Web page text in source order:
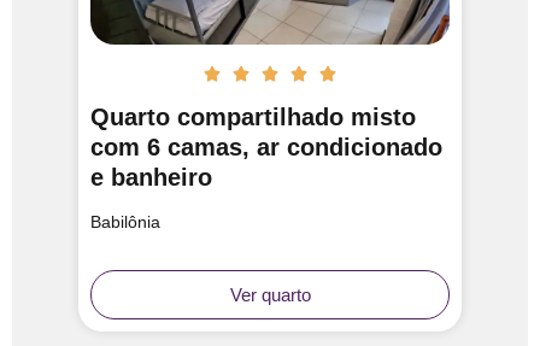
    
Quarto compartilhado misto
com 6 camas, ar condicionado
e banheiro
Babilônia
Ver quarto